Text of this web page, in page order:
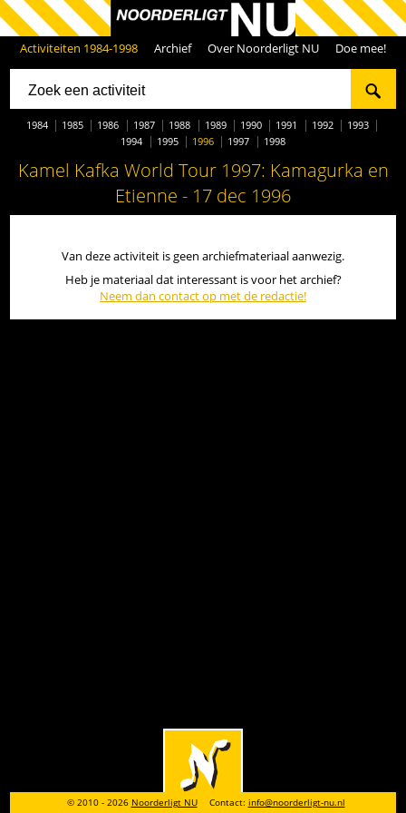
Activiteiten 1984-1998 Archief Over Noorderligt NU Doe mee!
1984 1985 1986 1987 1988 1989 1990 1991 1992
1993
1994
1995 1996 1997 1998
Kamel Kafka World Tour 1997: Kamagurka en
Etienne - 17 dec 1996
Van deze activiteit is geen archiefmateriaal aanwezig.
Heb je materiaal dat interessant is voor het archief?
Neem dan contact op met de redactie!
© 2010 - 2026 Noorderligt NU Contact: info@noorderligt-nu.nl